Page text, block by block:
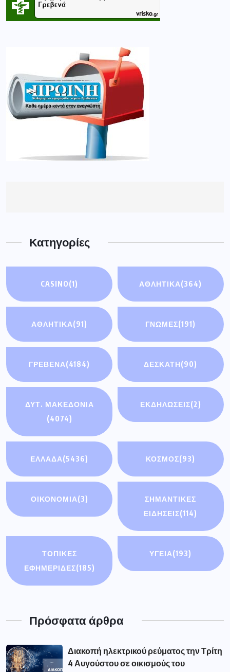
Κατηγορίες
CASINO(1) ΑΘΛΗΤΙΚΑ(364)
ΑΘΛΗΤΙΚΆ(91) ΓΝΩΜΕΣ(191)
ΓΡΕΒΕΝΑ(4184) ΔΕΣΚΑΤΗ(90)
ΔΥΤ. ΜΑΚΕΔΟΝΙΑ
(4074)
ΕΚΔΗΛΩΣΕΙΣ(2)
ΕΛΛΑΔΑ(5436) ΚΟΣΜΟΣ(93)
ΟΙΚΟΝΟΜΊΑ(3)
ΣΗΜΑΝΤΙΚΈΣ
ΕΙΔΉΣΕΙΣ(114)
ΤΟΠΙΚΕΣ
ΕΦΗΜΕΡΙΔΕΣ(185)
ΥΓΕΙΑ(193)
Πρόσφατα άρθρα
Διακοπή ηλεκτρικού ρεύματος την Τρίτη
4 Αυγούστου σε οικισμούς του